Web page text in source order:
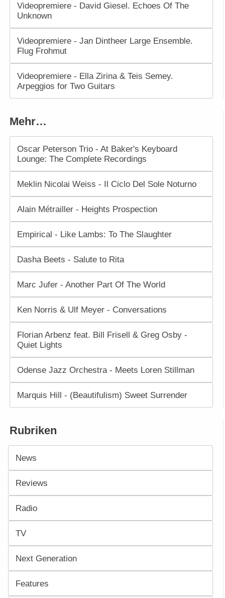
Videopremiere - David Giesel. Echoes Of The
Unknown
Videopremiere - Jan Dintheer Large Ensemble.
Flug Frohmut
Videopremiere - Ella Zirina & Teis Semey.
Arpeggios for Two Guitars
Mehr…
Oscar Peterson Trio - At Baker's Keyboard
Lounge: The Complete Recordings
Meklin Nicolai Weiss - Il Ciclo Del Sole Noturno
Alain Métrailler - Heights Prospection
Empirical - Like Lambs: To The Slaughter
Dasha Beets - Salute to Rita
Marc Jufer - Another Part Of The World
Ken Norris & Ulf Meyer - Conversations
Florian Arbenz feat. Bill Frisell & Greg Osby -
Quiet Lights
Odense Jazz Orchestra - Meets Loren Stillman
Marquis Hill - (Beautifulism) Sweet Surrender
Rubriken
News
Reviews
Radio
TV
Next Generation
Features